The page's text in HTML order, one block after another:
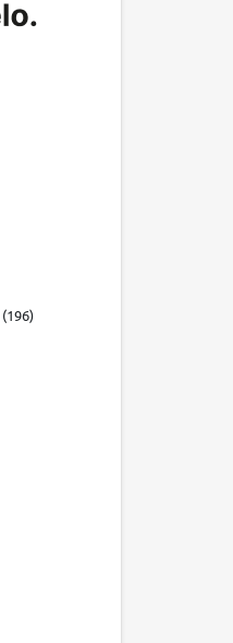
(196)